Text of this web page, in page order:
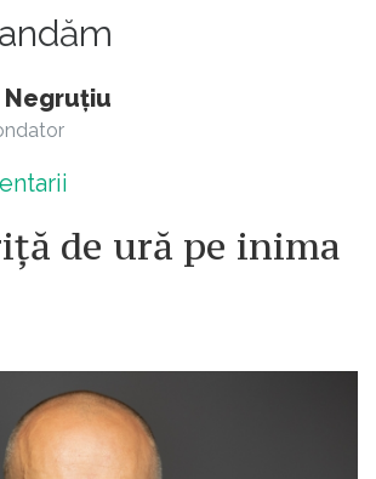
Negruțiu
de ură pe inima